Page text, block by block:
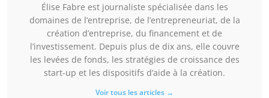
Élise Fabre est journaliste spécialisée dans les
domaines de l’entreprise, de l’entrepreneuriat, de la
création d’entreprise, du financement et de
l’investissement. Depuis plus de dix ans, elle couvre
les levées de fonds, les stratégies de croissance des
start-up et les dispositifs d’aide à la création.
Voir tous les articles →